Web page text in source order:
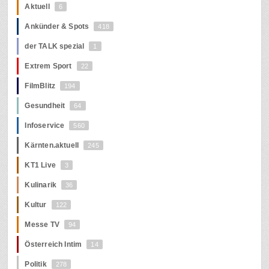
Aktuell 6
Ankünder & Spots 418
der TALK spezial 1
Extrem Sport 22
FilmBlitz 194
Gesundheit 64
Infoservice 560
Kärnten.aktuell 245
KT1 Live 3
Kulinarik 36
Kultur 122
Messe TV 94
Österreich Intim 14
Politik 278